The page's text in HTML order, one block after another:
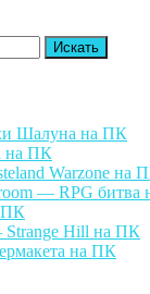
Шалуна на ПК
на ПК
Warzone на
— RPG битва
ПК
Hill на ПК
на ПК